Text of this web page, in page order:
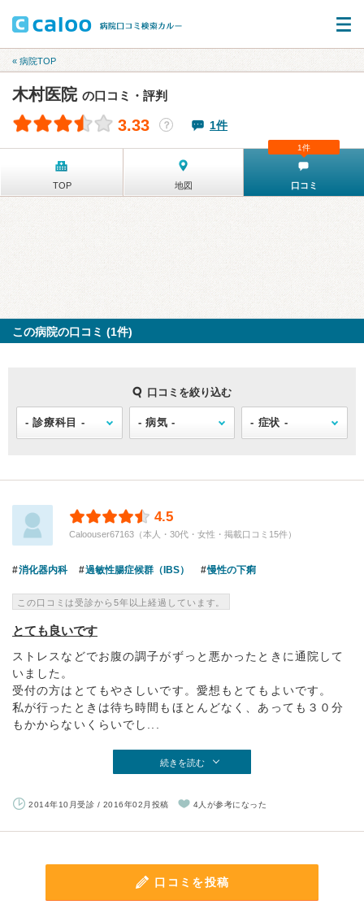
« 病院TOP
木村医院 の口コミ・評判
3.33 ？ 1件
TOP 地図 口コミ
1件
この病院の口コミ (1件)
口コミを絞り込む
4.5
Caloouser67163（本人・30代・女性・掲載口コミ15件）
消化器内科 過敏性腸症候群（IBS） 慢性の下痢
この口コミは受診から5年以上経過しています。
とても良いです
ストレスなどでお腹の調子がずっと悪かったときに通院して
いました。
受付の方はとてもやさしいです。愛想もとてもよいです。
私が行ったときは待ち時間もほとんどなく、あっても３０分
もかからないくらいでし...
続きを読む
2014年10月受診 / 2016年02月投稿 4人が参考になった
口コミを投稿